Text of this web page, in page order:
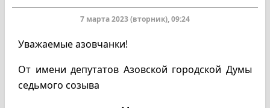
7 марта 2023 (вторник), 09:24
Уважаемые азовчанки!
От имени депутатов Азовской городской Думы
седьмого созыва